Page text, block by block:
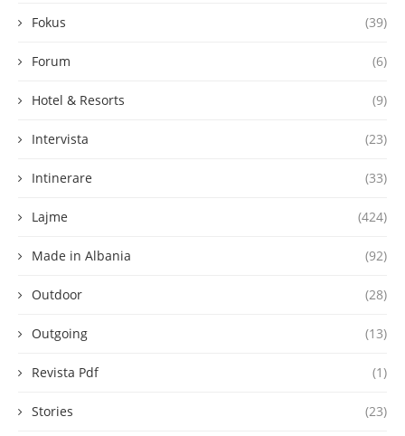
Fokus (39)
Forum (6)
Hotel & Resorts (9)
Intervista (23)
Intinerare (33)
Lajme (424)
Made in Albania (92)
Outdoor (28)
Outgoing (13)
Revista Pdf (1)
Stories (23)